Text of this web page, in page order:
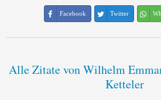
Facebook Twitter
Alle Zitate von Wilhelm
Ketteler